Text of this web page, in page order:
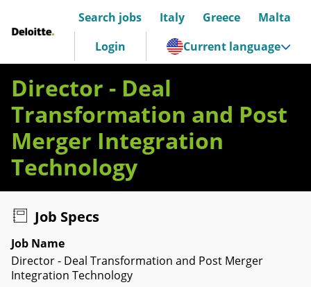
Deloitte Italia
Search jobs Italy Greece
Malta
Login
Current language
Director - Deal
Transformation and Post
Merger Integration
Technology
Job Specs
Job Name
Director - Deal Transformation and Post Merger
Integration Technology